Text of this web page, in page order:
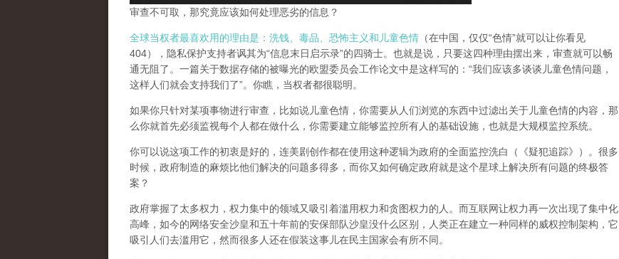
审查不可取，那究竟应该如何处理恶劣的信息？
全球当权者最喜欢用的理由是：洗钱、毒品、恐怖主义和儿童色情 （在中国，仅仅“色情”就可以让你看见
404），隐私保护支持者讽其为“信息末日启示录”的四骑士。也就是说，只要这四种理由摆出来，审查就可以畅
通无阻了。一篇关于数据存储的被曝光的欧盟委员会工作论文中是这样写的：“我们应该多谈谈儿童色情问题，
这样人们就会支持我们了”。你瞧，当权者都很聪明。
如果你只针对某项事物进行审查，比如说儿童色情，你需要从人们浏览的东西中过滤出关于儿童色情的内容，那
么你就首先必须监视每个人都在做什么，你需要建立能够监控所有人的基础设施，也就是大规模监控系统。
你可以说这项工作的初衷是好的，连美剧创作都在使用这种逻辑为政府的全面监控洗白（《疑犯追踪》）。 很多
时候，政府制造的麻烦比他们解决的问题多得多，而你又如何确定政府就是这个星球上解决所有问题的终极答
案？
政府掌握了太多权力，权力集中的领域又吸引着滥用权力和贪图权力的人。而互联网让权力再一次出现了集中化
高峰， 如今的网络安全沙皇和五十年前的安保部队沙皇没什么区别，人类正在建立一种同样的威权控制架构，它
吸引人们去滥用它，然而很多人还在假装这事儿在民主国家会有所不同。